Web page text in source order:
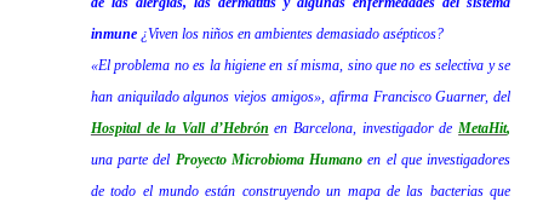
inmune¿Viven los niños en ambientes demasiado asépticos?
«El problema no es la higiene en sí misma, sino que no es selectiva y se
han aniquilado algunos viejos amigos», afirma Francisco Guarner, del
Hospital de la Vall d’Hebrón en Barcelona, investigador deMetaHit,
una parte del Proyecto Microbioma Humano en el que investigadores
de todo el mundo están construyendo un mapa de las bacterias que